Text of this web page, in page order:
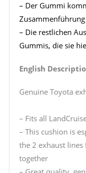
– Der Gummi
– Die restlichen
Gummis, die sie
English
Genuine Toyota
– Fits all
– This cushion is
the 2 exhaust
together